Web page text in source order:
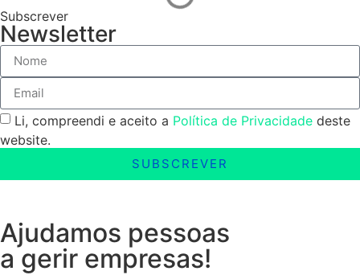
Subscrever
Newsletter
Li, compreendi e aceito a Política de Privacidade deste
website.
SUBSCREVER
Ajudamos pessoas
a gerir empresas!